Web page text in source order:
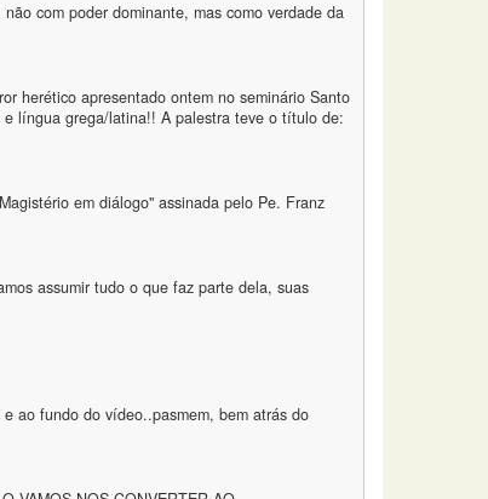
com poder dominante, mas como verdade da
herético apresentado ontem no seminário Santo
língua grega/latina!! A palestra teve o título de:
em diálogo" assinada pelo Pe. Franz
assumir tudo o que faz parte dela, suas
ao fundo do vídeo..pasmem, bem atrás do